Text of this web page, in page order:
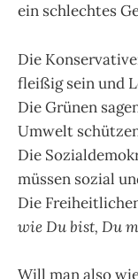
ein schlechtes
Die
fleißig sein und
Die Grünen
Umwelt
Die
müssen sozial
Die
wie Du bist, Du
Will man also